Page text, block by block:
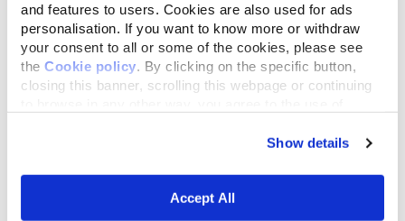
and features to users. Cookies are also used for ads
personalisation. If you want to know more or withdraw
your consent to all or some of the cookies, please see
the Cookie policy. By clicking on the specific button,
closing this banner, scrolling this webpage or continuing
Show details
Accept All
Michel Schoffeniels is de medeoprichter en
Europetnet, een geconsolideerd